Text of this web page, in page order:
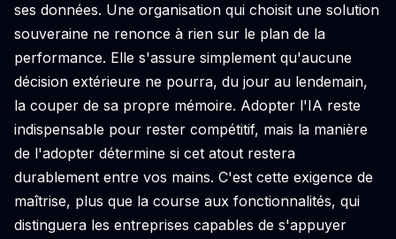
ses données. Une organisation qui choisit une solution
souveraine ne renonce à rien sur le plan de la
performance. Elle s'assure simplement qu'aucune
décision extérieure ne pourra, du jour au lendemain,
la couper de sa propre mémoire. Adopter l'IA reste
indispensable pour rester compétitif, mais la manière
de l'adopter détermine si cet atout restera
durablement entre vos mains. C'est cette exigence de
maîtrise, plus que la course aux fonctionnalités, qui
distinguera les entreprises capables de s'appuyer